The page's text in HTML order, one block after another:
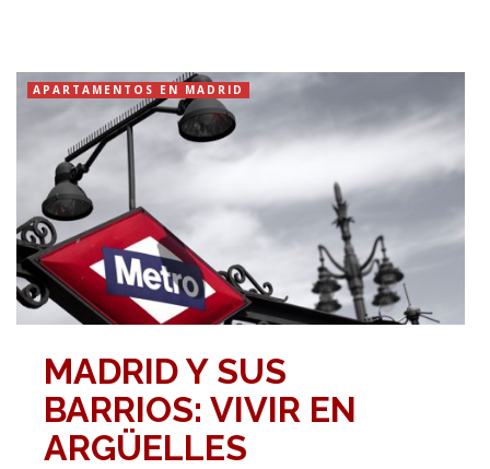
APARTAMENTOS EN MADRID
MADRID Y SUS
BARRIOS: VIVIR EN
ARGÜELLES